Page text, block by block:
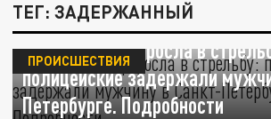
ТЕГ: ЗАДЕРЖАННЫЙ
Перепалка переросла в
полицейские задержали
Петербурге. Подробности
ПРОИСШЕСТВИЯ